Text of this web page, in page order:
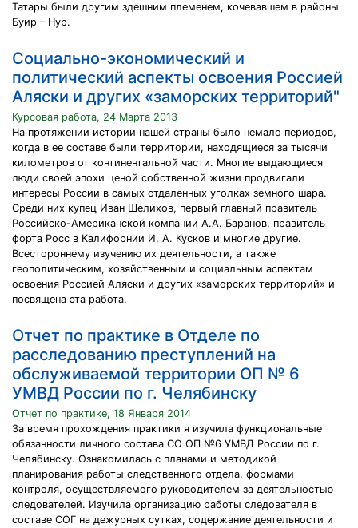
Татары были другим здешним племенем, кочевавшем в районы
Буир – Нур.
Социально-экономический и
политический аспекты освоения Россией
Аляски и других «заморских территорий"
Курсовая работа, 24 Марта 2013
На протяжении истории нашей страны было немало периодов,
когда в ее составе были территории, находящиеся за тысячи
километров от континентальной части. Многие выдающиеся
люди своей эпохи ценой собственной жизни продвигали
интересы России в самых отдаленных уголках земного шара.
Среди них купец Иван Шелихов, первый главный правитель
Российско-Американской компании А.А. Баранов, правитель
форта Росс в Калифорнии И. А. Кусков и многие другие.
Всестороннему изучению их деятельности, а также
геополитическим, хозяйственным и социальным аспектам
освоения Россией Аляски и других «заморских территорий» и
посвящена эта работа.
Отчет по практике в Отделе по
расследованию преступлений на
обслуживаемой территории ОП № 6
УМВД России по г. Челябинску
Отчет по практике, 18 Января 2014
За время прохождения практики я изучила функциональные
обязанности личного состава СО ОП №6 УМВД России по г.
Челябинску. Ознакомилась с планами и методикой
планирования работы следственного отдела, формами
контроля, осуществляемого руководителем за деятельностью
следователей. Изучила организацию работы следователя в
составе СОГ на дежурных сутках, содержание деятельности и